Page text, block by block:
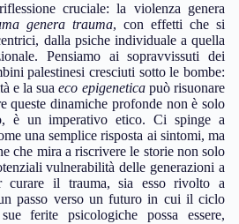
cruciale: la violenza genera
genera trauma, con effetti che si
dalla psiche individuale a quella
Pensiamo ai sopravvissuti dei
palestinesi cresciuti sotto le bombe:
e la suaeco epigeneticapuò risuonare
queste dinamiche profonde non è solo
è un imperativo etico. Ci spinge a
una semplice risposta ai sintomi, ma
che mira a riscrivere le storie non solo
vulnerabilità delle generazioni a
curare il trauma, sia esso rivolto a
passo verso un futuro in cui il ciclo
ferite psicologiche possa essere,